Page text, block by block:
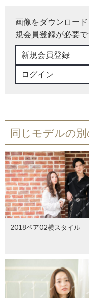
画像をダウンロー
規会員登録が必要で
新規会員登録
ログイン
同じモデルの
2018ペア02横スタイル